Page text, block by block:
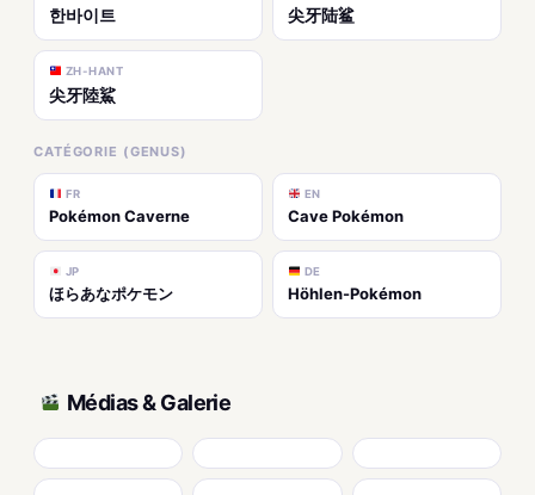
한바이트 尖牙陆鲨
ZH-HANT
尖牙陸鯊
CATÉGORIE (GENUS)
FR
Pokémon Caverne
EN
Cave Pokémon
JP
ほらあなポケモン
DE
Höhlen-Pokémon
Médias & Galerie